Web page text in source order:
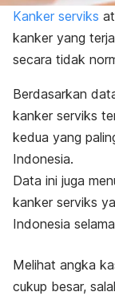
Kanker serviks
kanker yang
secara tidak
Berdasarkan
kanker serviks
kedua yang
Indonesia.
Data ini juga
kanker serviks
Indonesia
Melihat angka
cukup besar,